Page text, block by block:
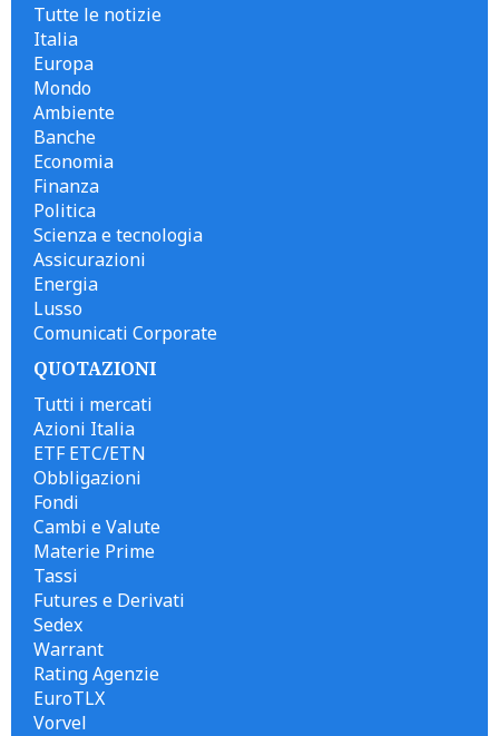
Tutte le notizie
Italia
Europa
Mondo
Ambiente
Banche
Economia
Finanza
Politica
Scienza e tecnologia
Assicurazioni
Energia
Lusso
Comunicati Corporate
QUOTAZIONI
Tutti i mercati
Azioni Italia
ETF ETC/ETN
Obbligazioni
Fondi
Cambi e Valute
Materie Prime
Tassi
Futures e Derivati
Sedex
Warrant
Rating Agenzie
EuroTLX
Vorvel